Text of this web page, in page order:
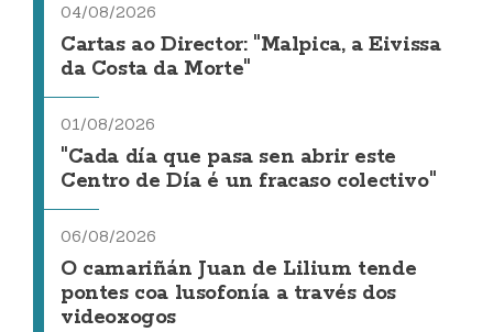
04/08/2026
Cartas ao Director: "Malpica, a Eivissa
da Costa da Morte"
01/08/2026
"Cada día que pasa sen abrir este
Centro de Día é un fracaso colectivo"
06/08/2026
O camariñán Juan de Lilium tende
pontes coa lusofonía a través dos
videoxogos